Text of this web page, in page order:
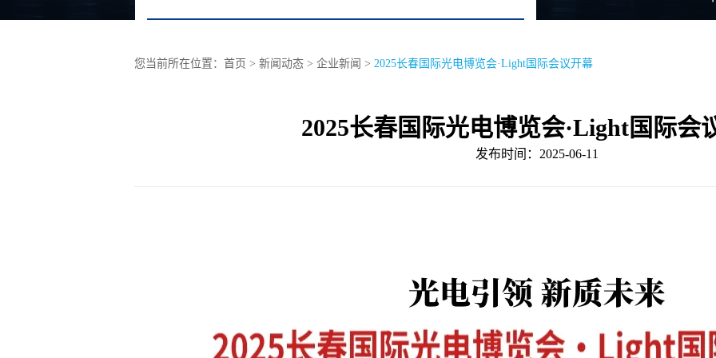
您当前所在位置： 首页 > 新闻动态 > 企业新闻 > 2025长春国际光电博览会·Light国际会议开幕
2025长春国际光电博览会·Light国际会
发布时间：2025-06-11